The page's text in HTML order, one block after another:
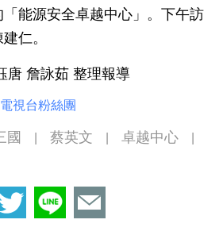
能源安全卓越中心」。下午訪
仁。
唐 詹詠茹 整理報導
視台粉絲團
國 蔡英文 卓越中心